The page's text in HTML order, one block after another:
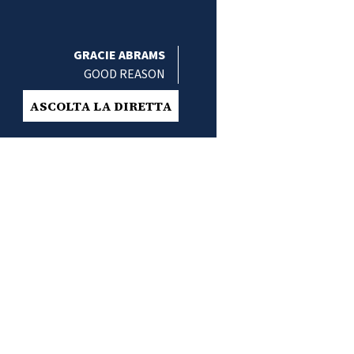
GRACIE ABRAMS
GOOD REASON
ASCOLTA LA DIRETTA